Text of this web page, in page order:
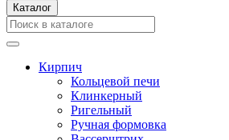
Каталог
Кирпич
Кольцевой печи
Клинкерный
Ригельный
Ручная формовка